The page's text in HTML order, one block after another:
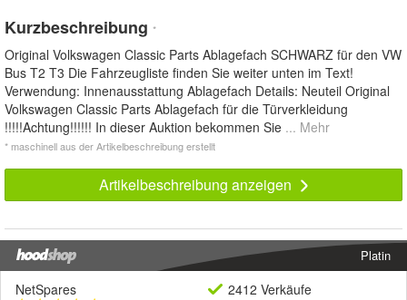
Kurzbeschreibung *
Original Volkswagen Classic Parts Ablagefach SCHWARZ für den VW
Bus T2 T3 Die Fahrzeugliste finden Sie weiter unten im Text!
Verwendung: Innenausstattung Ablagefach Details: Neuteil Original
Volkswagen Classic Parts Ablagefach für die Türverkleidung
!!!!!Achtung!!!!!! In dieser Auktion bekommen Sie ... Mehr
* maschinell aus der Artikelbeschreibung erstellt
Artikelbeschreibung anzeigen
Platin
NetSpares
2412 Verkäufe